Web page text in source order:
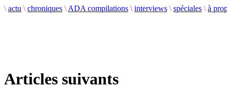
\ actu \ chroniques \ ADA compilations \ interviews \ spéciales \ à
Articles suivants